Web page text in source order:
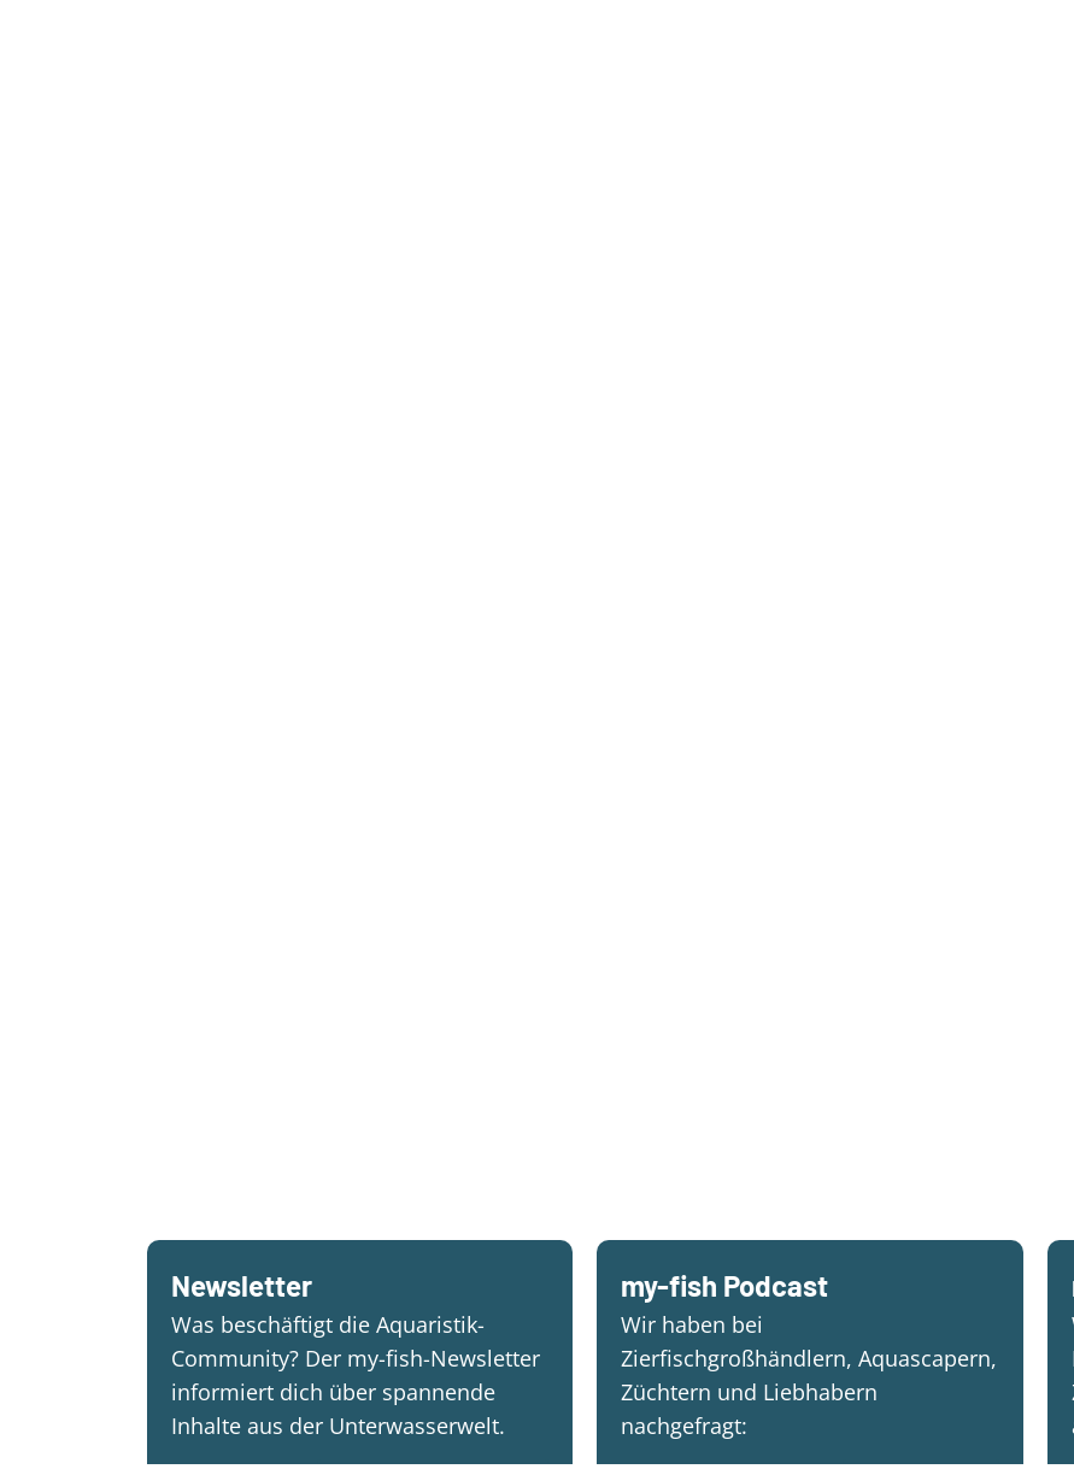
Newsletter
Was beschäftigt die Aquaristik-
Community? Der my-fish-Newsletter
informiert dich über spannende
Inhalte aus der Unterwasserwelt.
my-fish Podcast
Wir haben bei
Zierfischgroßhändlern, Aquascapern,
Züchtern und Liebhabern
nachgefragt: